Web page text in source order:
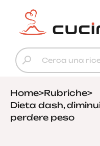
Home>Rubriche>
Dieta dash,
perdere peso